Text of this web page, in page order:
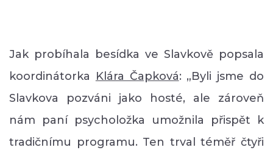
Jak probíhala besídka ve Slavkově popsala
koordinátorka Klára Čapková: „Byli jsme do
Slavkova pozváni jako hosté, ale zároveň
nám paní psycholožka umožnila přispět k
tradičnímu programu. Ten trval téměř čtyři